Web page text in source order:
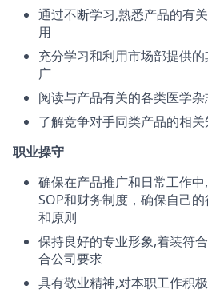
通过不断学习,熟悉产品的有
用
充分学习和利用市场部提供
广
阅读与产品有关的各类医学
了解竞争对手同类产品的相关
职业操守
确保在产品推广和日常工作
SOP和财务制度，确保自己
和原则
保持良好的专业形象,着装符
合公司要求
具有敬业精神,对本职工作积